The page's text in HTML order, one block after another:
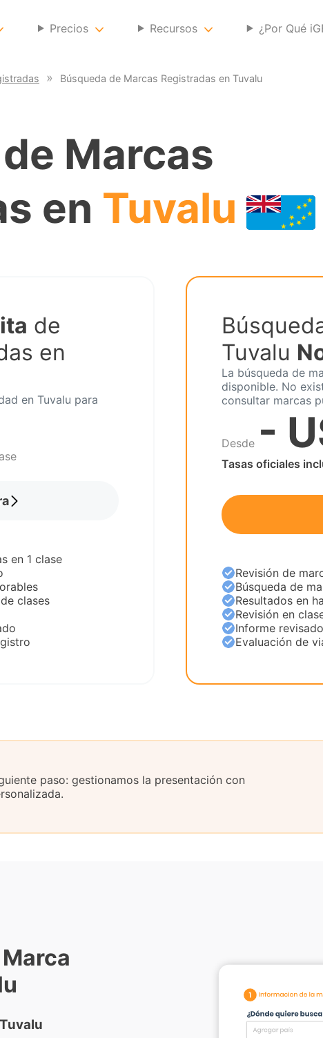
Precios Recursos ¿Por Qué
Búsqueda de Marcas Registradas en Tuvalu
Marcas
en Tuvalu
de
en
en Tuvalu para
en 1 clase
clases
Tuvalu
La búsqueda de
disponible. No
consultar marcas
Desde -
Tasas oficiales
Revisión de
Búsqueda de
Resultados en
Revisión en
Informe
Evaluación de
paso: gestionamos la presentación con